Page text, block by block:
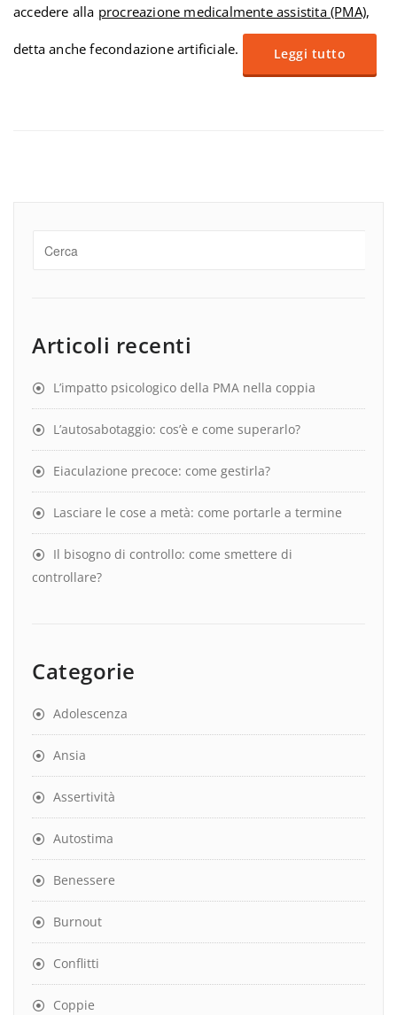
accedere alla procreazione medicalmente assistita (PMA),
detta anche fecondazione artificiale. Leggi tutto
Articoli recenti
L’impatto psicologico della PMA nella coppia
L’autosabotaggio: cos’è e come superarlo?
Eiaculazione precoce: come gestirla?
Lasciare le cose a metà: come portarle a termine
Il bisogno di controllo: come smettere di
controllare?
Categorie
Adolescenza
Ansia
Assertività
Autostima
Benessere
Burnout
Conflitti
Coppie